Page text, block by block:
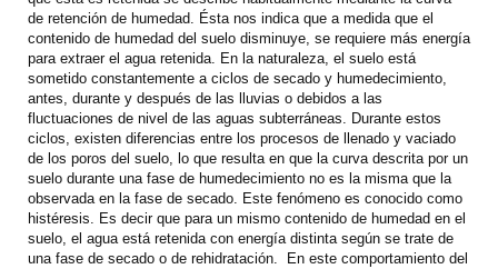
de retención de humedad. Ésta nos indica que a medida que el
contenido de humedad del suelo disminuye, se requiere más energía
para extraer el agua retenida. En la naturaleza, el suelo está
sometido constantemente a ciclos de secado y humedecimiento,
antes, durante y después de las lluvias o debidos a las
fluctuaciones de nivel de las aguas subterráneas. Durante estos
ciclos, existen diferencias entre los procesos de llenado y vaciado
de los poros del suelo, lo que resulta en que la curva descrita por un
suelo durante una fase de humedecimiento no es la misma que la
observada en la fase de secado. Este fenómeno es conocido como
histéresis. Es decir que para un mismo contenido de humedad en el
suelo, el agua está retenida con energía distinta según se trate de
una fase de secado o de rehidratación. En este comportamiento del